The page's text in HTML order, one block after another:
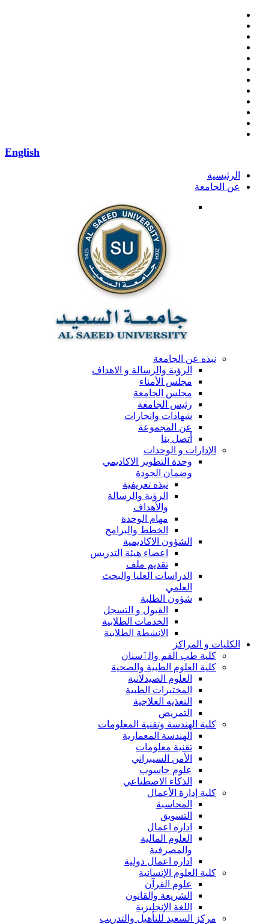
English
الرئيسية
عن الجامعة
نبذه عن الجامعة
الرؤية والرسالة و الاهداف
مجلس الأمناء
مجلس الجامعة
رئيس الجامعة
شهادات وانجازات
عن المجموعة
أتصل بنا
الإدارات و الوحدات
وحدة التطوير الاكاديمي
وضمان الجودة
نبذه تعريفية
الرؤية والرسالة
والأهداف
مهام الوحدة
الخطط والبرامج
الشؤون الاكاديمية
اعضاء هيئة التدريس
تقديم ملف
الدراسات العليا والبحث
العلمي
شؤون الطلبة
القبول و التسجل
الخدمات الطلابية
الانشطة الطلابية
الكليات و المراكز
كلية طب الفم والٲسنان
كلية العلوم الطبية والصحية
العلوم الصيدلانية
المختبرات الطبية
التغذيه العلاجية
التمريض
كلية الهندسة وتقنية المعلومات
الهندسة المعمارية
تقنية معلومات
الأمن السيبراني
علوم حاسوب
الذكاء الاصطناعي
كلية إدارة الأعمال
المحاسبة
التسويق
اداره اعمال
العلوم المالية
والمصرفية
اداره اعمال دولية
كلية العلوم الإنسانية
علوم القرآن
الشريعة والقانون
اللغة الإنجليزية
مركز السعيد للتأهيل والتدريب